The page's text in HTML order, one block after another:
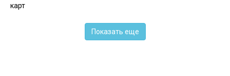
карт
Показать еще